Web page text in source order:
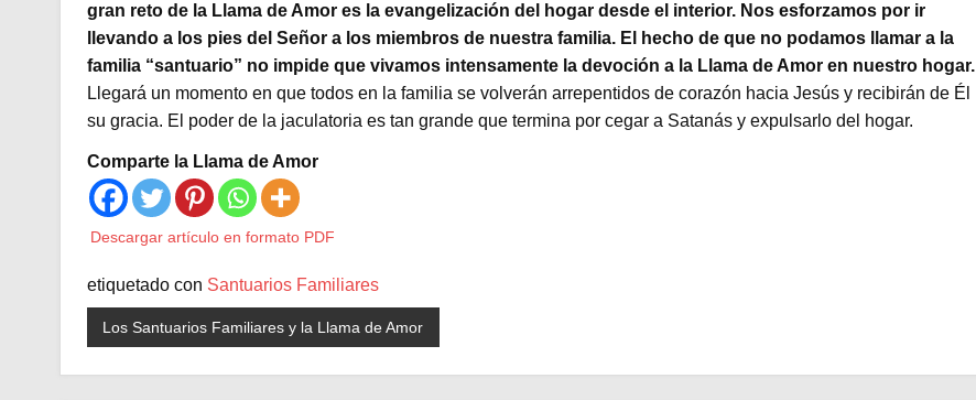
gran reto de la Llama de Amor es la evangelización del hogar desde el interior. Nos esforzamos por ir
llevando a los pies del Señor a los miembros de nuestra familia. El hecho de que no podamos llamar a la
familia “santuario” no impide que vivamos intensamente la devoción a la Llama de Amor en nuestro hogar.
Llegará un momento en que todos en la familia se volverán arrepentidos de corazón hacia Jesús y recibirán de Él
su gracia. El poder de la jaculatoria es tan grande que termina por cegar a Satanás y expulsarlo del hogar.
Comparte la Llama de Amor
Descargar artículo en formato PDF
etiquetado con Santuarios Familiares
Los Santuarios Familiares y la Llama de Amor